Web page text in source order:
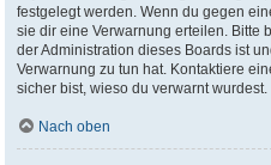
festgelegt werden. Wenn du gegen
sie dir eine Verwarnung erteilen. Bitte
der Administration dieses Boards ist
Verwarnung zu tun hat. Kontaktiere
sicher bist, wieso du verwarnt wurdest.
Nach oben